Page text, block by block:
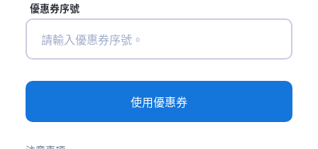
優惠券序號
使用優惠券